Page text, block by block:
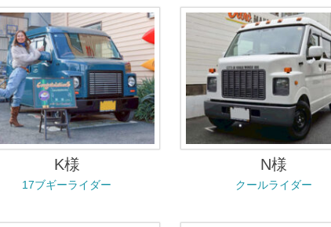
K様
17ブギーライダー
N様
クールライダー